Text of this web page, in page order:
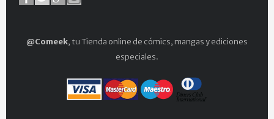
@Comeek, tu Tienda online de cómics, mangas y ediciones
especiales.